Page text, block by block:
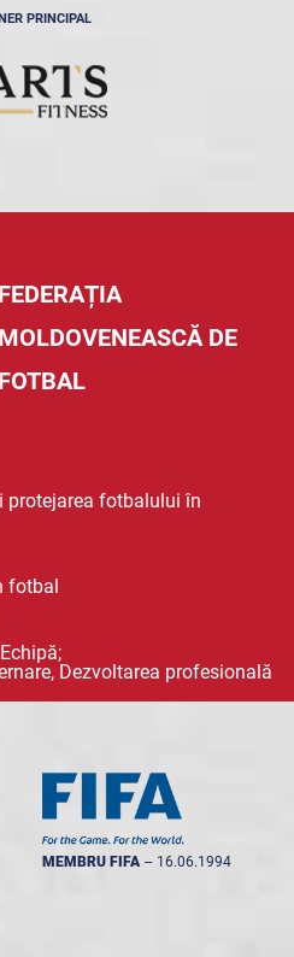
PRINCIPAL
FEDERAȚIA
MOLDOVENEASCĂ DE
FOTBAL
protejarea fotbalului în
fotbal
Dezvoltarea profesională
MEMBRU FIFA -- 16.06.1994